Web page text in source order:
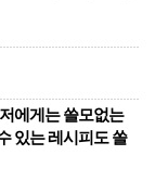
에게는 쓸모없는
있는 레시피도 쏠